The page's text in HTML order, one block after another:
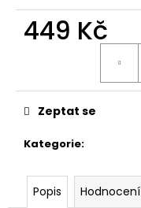
449 Kč
Kategorie:
Zeptat se
Popis Hodnocení